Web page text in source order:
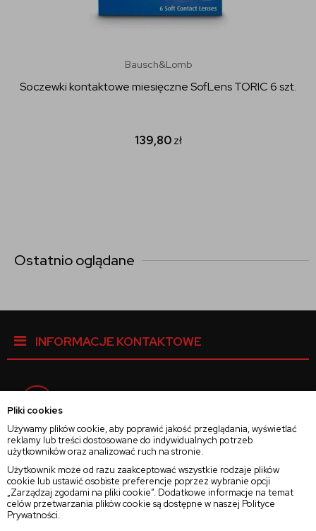
Pliki cookies
Używamy plików cookie, aby poprawić jakość przeglądania, wyświetlać
reklamy lub treści dostosowane do indywidualnych potrzeb
użytkowników oraz analizować ruch na stronie.
Użytkownik może od razu zaakceptować wszystkie rodzaje plików
cookie lub ustawić osobiste preferencje poprzez wybranie opcji
„Zarządzaj zgodami na pliki cookie”. Dodatkowe informacje na temat
celów przetwarzania plików cookie są dostępne w naszej Polityce
Prywatności.
Bausch&Lomb
Soczewki kontaktowe miesięczne SofLens TORIC 6 szt.
139,80zł
Ostatnio oglądane
INFORMACJE KONTAKTOWE
Instagram
Twitter